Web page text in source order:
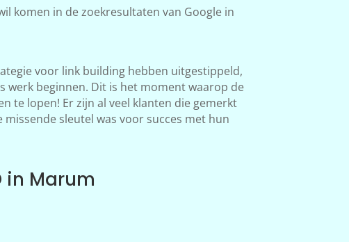
komen in de zoekresultaten van Google in
voor link building hebben uitgestippeld,
werk beginnen. Dit is het moment waarop de
te lopen! Er zijn al veel klanten die gemerkt
missende sleutel was voor succes met hun
in Marum